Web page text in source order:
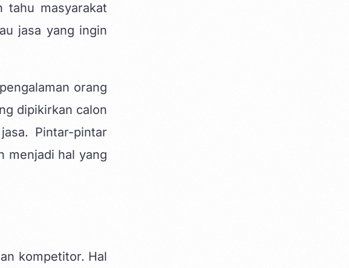
tahu masyarakat
jasa yang ingin
orang
dipikirkan calon
Pintar-pintar
menjadi hal yang
kompetitor. Hal